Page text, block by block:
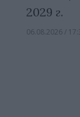
2029 г.
06.08.2026 /